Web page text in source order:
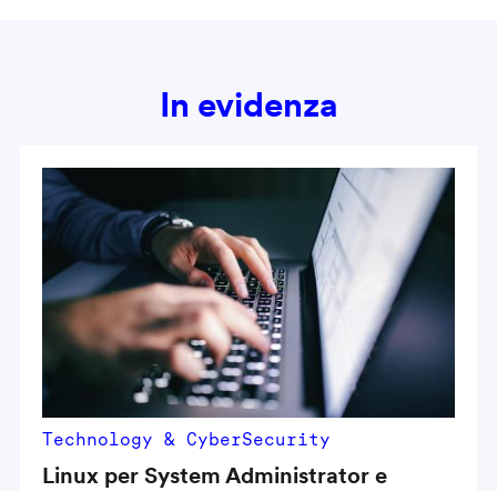
In evidenza
Technology & CyberSecurity
Linux per System Administrator e